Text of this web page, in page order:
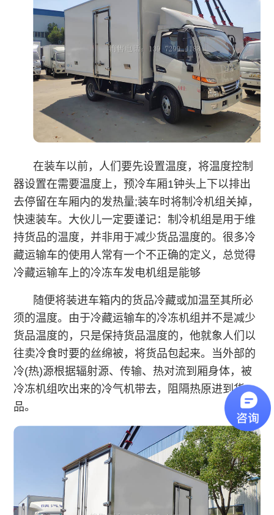
在装车以前，人们要先设置温度，将温度控制
器设置在需要温度上，预冷车厢1钟头上下以排出
去停留在车厢内的发热量;装车时将制冷机组关掉，
快速装车。大伙儿一定要谨记：制冷机组是用于维
持货品的温度，并非用于减少货品温度的。很多冷
藏运输车的使用人常有一个不正确的定义，总觉得
冷藏运输车上的冷冻车发电机组是能够
随便将装进车箱内的货品冷藏或加温至其所必
须的温度。由于冷藏运输车的冷冻机组并不是减少
货品温度的，只是保持货品温度的，他就象人们以
往卖冷食时要的丝绵被，将货品包起来。当外部的
冷(热)源根据辐射源、传输、热对流到厢身体，被
冷冻机组吹出来的冷气机带去，阻隔热原进到货
品。